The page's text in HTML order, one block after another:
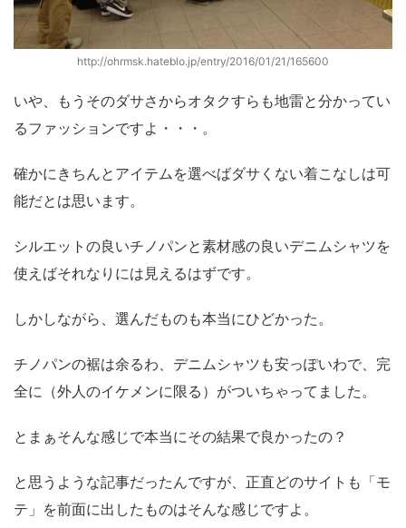
http://ohrmsk.hateblo.jp/entry/2016/01/21/165600
いや、もうそのダサさからオタクすらも地雷と分かってい
るファッションですよ・・・。
確かにきちんとアイテムを選べばダサくない着こなしは可
能だとは思います。
シルエットの良いチノパンと素材感の良いデニムシャツを
使えばそれなりには見えるはずです。
しかしながら、選んだものも本当にひどかった。
チノパンの裾は余るわ、デニムシャツも安っぽいわで、完
全に（外人のイケメンに限る）がついちゃってました。
とまぁそんな感じで本当にその結果で良かったの？
と思うような記事だったんですが、正直どのサイトも「モ
テ」を前面に出したものはそんな感じですよ。